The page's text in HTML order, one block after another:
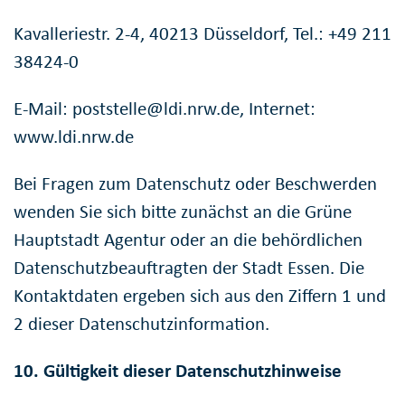
Kavalleriestr. 2-4, 40213 Düsseldorf, Tel.: +49 211
38424-0
E-Mail: poststelle@ldi.nrw.de, Internet:
www.ldi.nrw.de
Bei Fragen zum Datenschutz oder Beschwerden
wenden Sie sich bitte zunächst an die Grüne
Hauptstadt Agentur oder an die behördlichen
Datenschutzbeauftragten der Stadt Essen. Die
Kontaktdaten ergeben sich aus den Ziffern 1 und
2 dieser Datenschutzinformation.
10. Gültigkeit dieser Datenschutzhinweise